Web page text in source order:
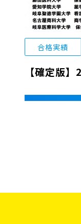
合格実績
【確定版